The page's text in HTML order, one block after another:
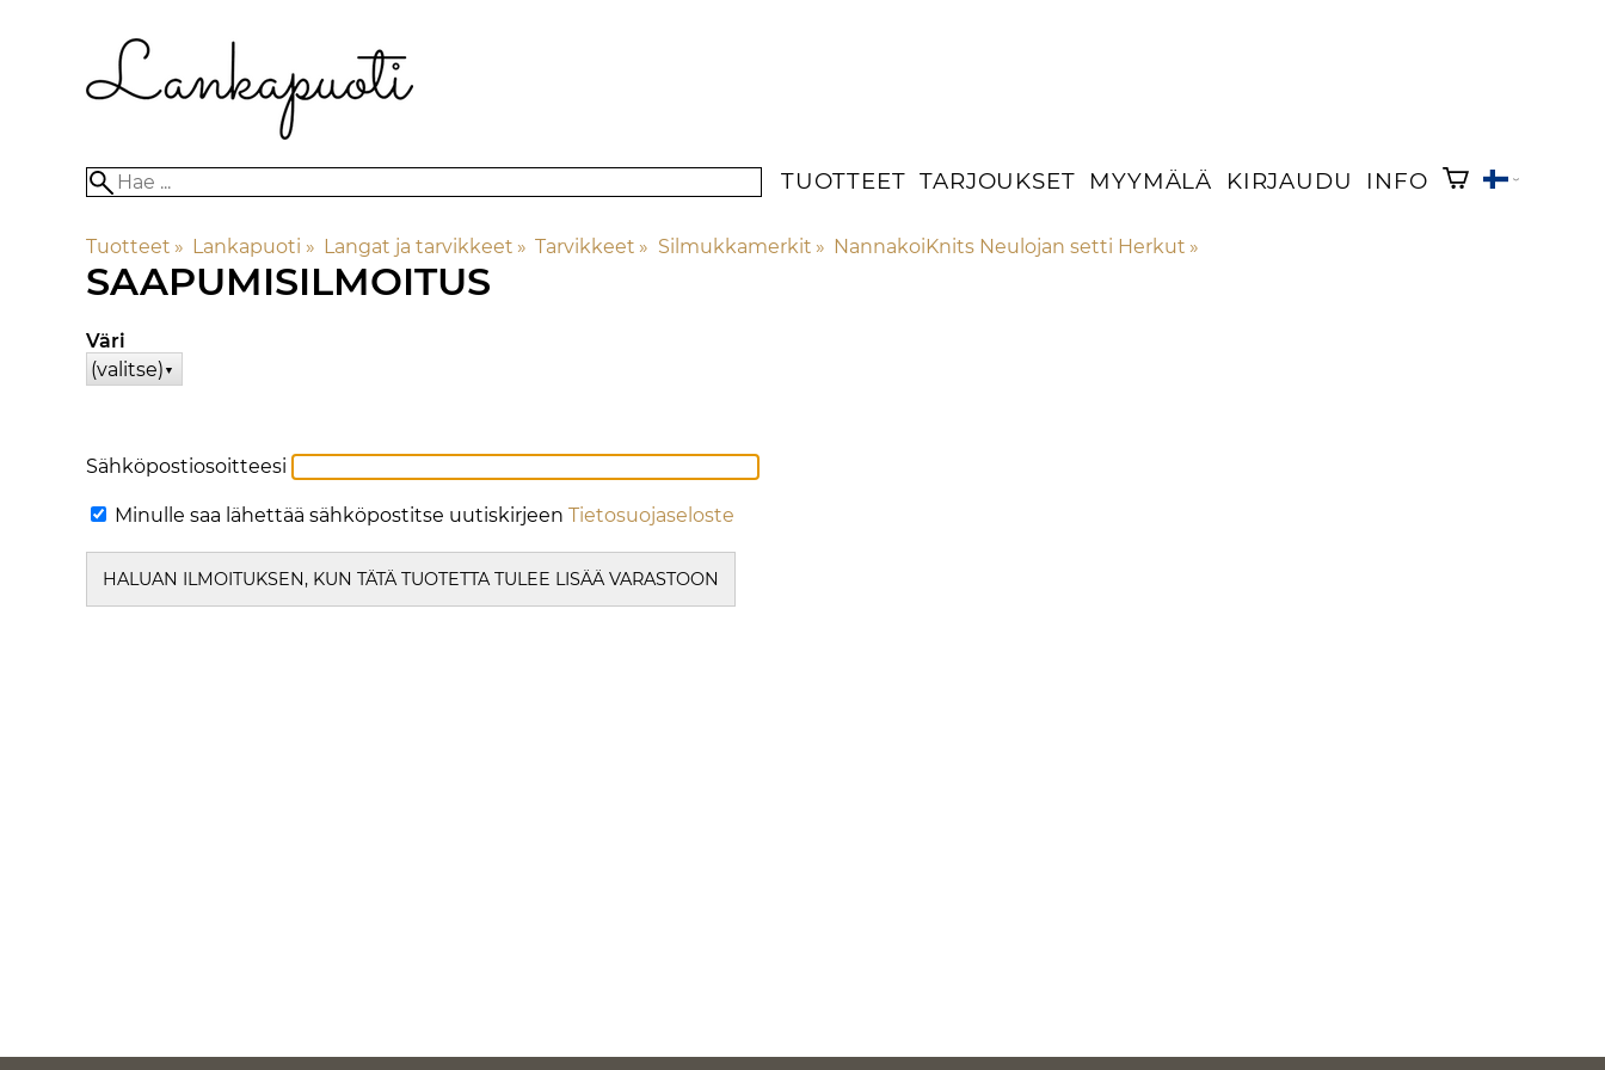
TUOTTEET TARJOUKSET MYYMÄLÄ KIRJAUDU INFO
Tuotteet ‪» Lankapuoti ‪» Langat ja tarvikkeet ‪» Tarvikkeet ‪» Silmukkamerkit ‪» NannakoiKnits Neulojan setti Herkut ‪»
SAAPUMISILMOITUS
Väri
(valitse) ▼
Sähköpostiosoitteesi
Minulle saa lähettää sähköpostitse uutiskirjeen Tietosuojaseloste